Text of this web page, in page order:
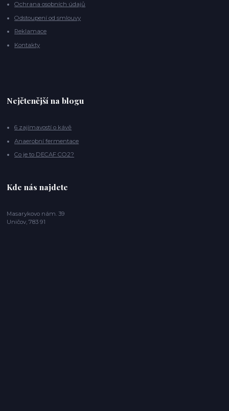
Ochrana osobních údajů
Odstoupení od smlouvy
Reklamace
Kontakty
Nejčtenější na blogu
6 zajímavostí o kávě
Anaerobní fermentace
Co je to DECAF CO2?
Kde nás najdete
Masarykovo nám. 39
Uničov, 783 91